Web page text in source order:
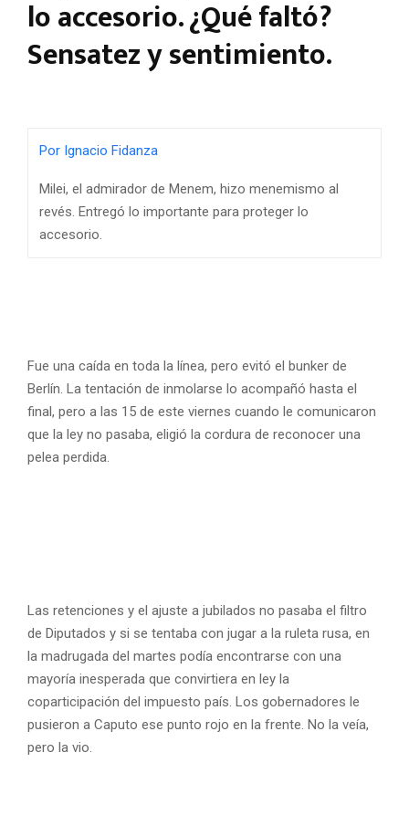
lo accesorio. ¿Qué faltó?
Sensatez y sentimiento.
Por Ignacio Fidanza
Milei, el admirador de Menem, hizo menemismo al
revés. Entregó lo importante para proteger lo
accesorio.
Fue una caída en toda la línea, pero evitó el bunker de
Berlín. La tentación de inmolarse lo acompañó hasta el
final, pero a las 15 de este viernes cuando le comunicaron
que la ley no pasaba, eligió la cordura de reconocer una
pelea perdida.
Las retenciones y el ajuste a jubilados no pasaba el filtro
de Diputados y si se tentaba con jugar a la ruleta rusa, en
la madrugada del martes podía encontrarse con una
mayoría inesperada que convirtiera en ley la
coparticipación del impuesto país. Los gobernadores le
pusieron a Caputo ese punto rojo en la frente. No la veía,
pero la vio.